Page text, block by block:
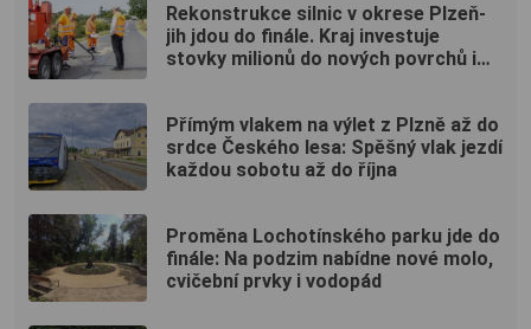
Rekonstrukce silnic v okrese Plzeň-
jih jdou do finále. Kraj investuje
stovky milionů do nových povrchů i
Přímým vlakem na výlet z Plzně až do
srdce Českého lesa: Spěšný vlak jezdí
každou sobotu až do října
Proměna Lochotínského parku jde do
finále: Na podzim nabídne nové molo,
cvičební prvky i vodopád